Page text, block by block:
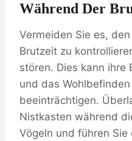
Während Der
Vermeiden Sie es,
Brutzeit zu
stören. Dies kann ihre
und das
beeinträchtigen.
Nistkasten während
Vögeln und führen Sie